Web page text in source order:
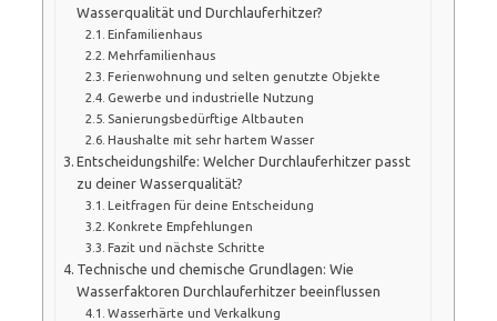
Wasserqualität und Durchlauferhitzer?
Einfamilienhaus
Mehrfamilienhaus
Ferienwohnung und selten genutzte Objekte
Gewerbe und industrielle Nutzung
Sanierungsbedürftige Altbauten
Haushalte mit sehr hartem Wasser
Entscheidungshilfe: Welcher Durchlauferhitzer passt
zu deiner Wasserqualität?
Leitfragen für deine Entscheidung
Konkrete Empfehlungen
Fazit und nächste Schritte
Technische und chemische Grundlagen: Wie
Wasserfaktoren Durchlauferhitzer beeinflussen
Wasserhärte und Verkalkung